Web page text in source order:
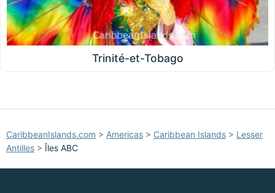
Trinité-et-Tobago
CaribbeanIslands.com > Americas > Caribbean Islands > Lesser
Antilles > Îles ABC